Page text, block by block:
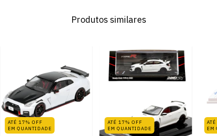
Produtos similares
ATÉ 17% OFF
EM QUANTIDADE
ATÉ 17% OFF
EM QUANTIDADE
EM